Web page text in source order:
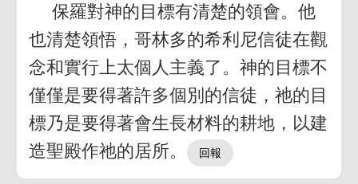
保羅對神的目標有清楚的領會。他
也清楚領悟，哥林多的希利尼信徒在觀
念和實行上太個人主義了。神的目標不
僅僅是要得著許多個別的信徒，祂的目
標乃是要得著會生長材料的耕地，以建
造聖殿作祂的居所。